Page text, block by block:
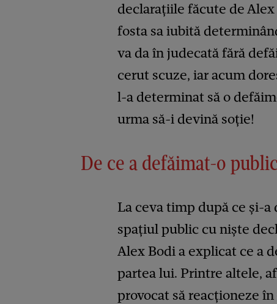
declarațiile făcute de
fosta sa iubită
va da în judecată fără
cerut scuze, iar acum
l-a determinat să o
urma să-i devină soție!
De ce a defăimat-o
La ceva timp după ce și-
spațiul public cu niște
Alex Bodi a explicat ce a
partea lui. Printre altele,
provocat să reacționeze